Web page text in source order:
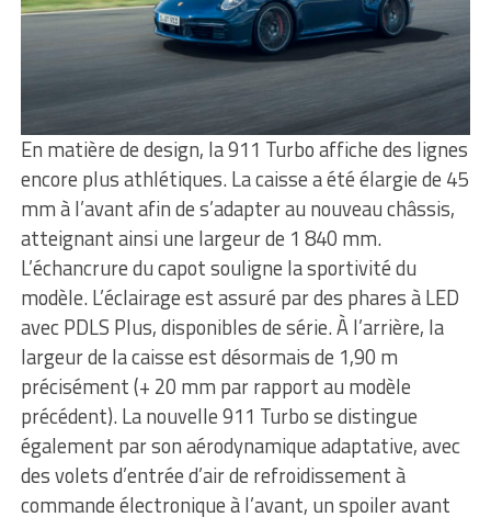
En matière de design, la 911 Turbo affiche des lignes
encore plus athlétiques. La caisse a été élargie de 45
mm à l’avant afin de s’adapter au nouveau châssis,
atteignant ainsi une largeur de 1 840 mm.
L’échancrure du capot souligne la sportivité du
modèle. L’éclairage est assuré par des phares à LED
avec PDLS Plus, disponibles de série. À l’arrière, la
largeur de la caisse est désormais de 1,90 m
précisément (+ 20 mm par rapport au modèle
précédent). La nouvelle 911 Turbo se distingue
également par son aérodynamique adaptative, avec
des volets d’entrée d’air de refroidissement à
commande électronique à l’avant, un spoiler avant